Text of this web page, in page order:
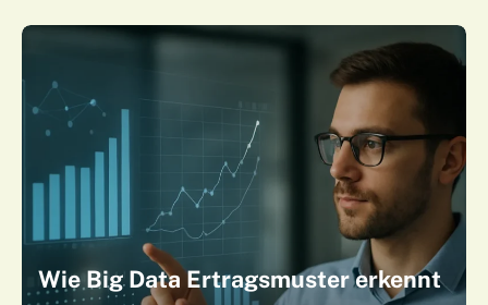
Wie Big Data Ertragsmuster erkennt